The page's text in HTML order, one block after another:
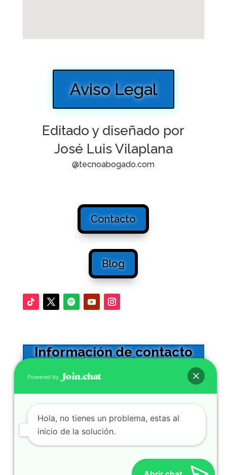
Aviso Legal
Editado y diseñado por
José Luis Vilaplana
@tecnoabogado.com
Contacto
Blog
Información de contacto
Calle Adriano 32 -5º. CP41001
0034 954564602
Se atienden WhatsApp y llamadas
SERVICIOS
Powered by
Hola, no tienes un problema, estas al
inicio de la solución.